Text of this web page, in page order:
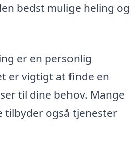
bedst mulige heling og
er en personlig
er vigtigt at finde en
til dine behov. Mange
tilbyder også tjenester